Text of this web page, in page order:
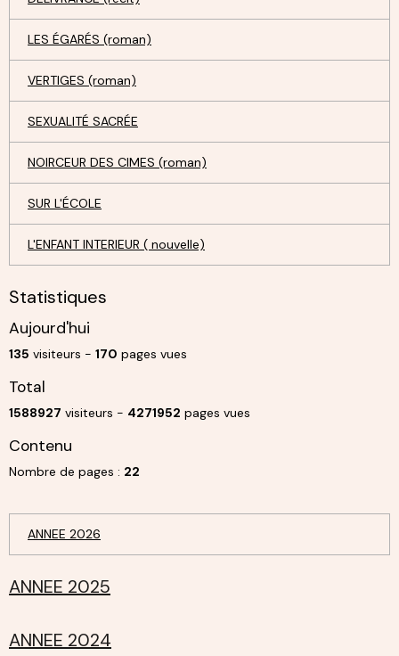
LES ÉGARÉS (roman)
VERTIGES (roman)
SEXUALITÉ SACRÉE
NOIRCEUR DES CIMES (roman)
SUR L'ÉCOLE
L'ENFANT INTERIEUR ( nouvelle)
Statistiques
Aujourd'hui
135 visiteurs - 170 pages vues
Total
1588927 visiteurs - 4271952 pages vues
Contenu
Nombre de pages : 22
ANNEE 2026
ANNEE 2025
ANNEE 2024